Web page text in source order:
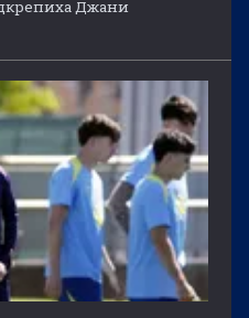
Джани